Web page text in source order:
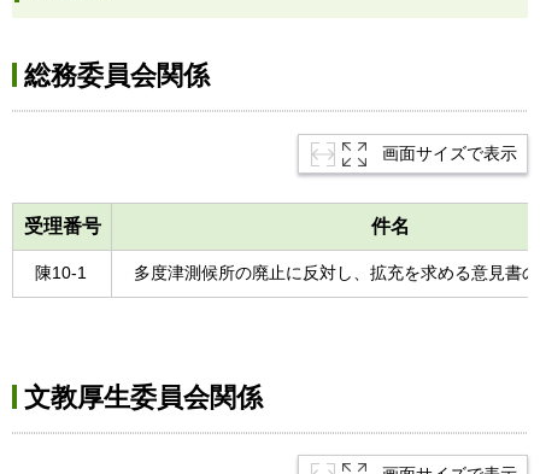
総務委員会関係
画面サイズで表示
受理番号 件名
陳10-1 多度津測候所の廃止に反対し、拡充を求める意見書
文教厚生委員会関係